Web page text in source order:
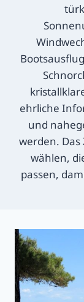
ehrliche
und
werden.
wählen,
passen,